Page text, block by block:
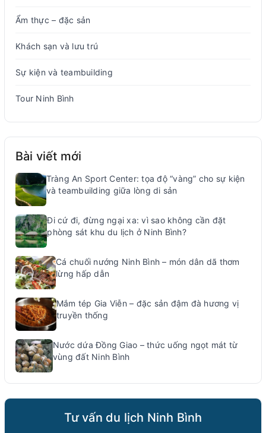
Ẩm thực – đặc sản
Khách sạn và lưu trú
Sự kiện và teambuilding
Tour Ninh Bình
Bài viết mới
Tràng An Sport Center: tọa độ “vàng” cho sự kiện
và teambuilding giữa lòng di sản
Đi cứ đi, đừng ngại xa: vì sao không cần đặt
phòng sát khu du lịch ở Ninh Bình?
Cá chuối nướng Ninh Bình – món dân dã thơm
lừng hấp dẫn
Mắm tép Gia Viễn – đặc sản đậm đà hương vị
truyền thống
Nước dứa Đồng Giao – thức uống ngọt mát từ
vùng đất Ninh Bình
Tư vấn du lịch Ninh Bình